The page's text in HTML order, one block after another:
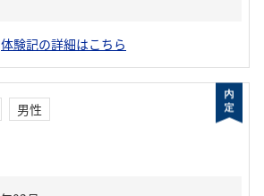
体験記の詳細はこちら
男性